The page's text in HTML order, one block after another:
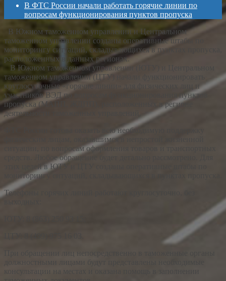
В ФТС России начали работать горячие линии по
вопросам функционирования пунктов пропуска
В Южном таможенном управлении и Центральном
таможенном управлении созданы оперативные штабы по
мониторингу ситуаций, складывающихся в пунктах пропуска,
расположенных в данных регионах.
В Южном таможенном управлении (ЮТУ) и Центральном
таможенном управлении (ЦТУ) начали функционировать
круглосуточные «горячие линии» для физических лиц и
участников ВЭД по вопросам функционирования пунктов
пропуска (МАПП, ЖДПП), расположенных в регионе
деятельности таможенных управлений.
ФТС России готова оказать всю необходимую поддержку
физическим лицам, оказавшимся в непростой жизненной
ситуации, по вопросам оформления товаров и транспортных
средств. Любое обращение будет детально рассмотрено. Для
этих целей в ЮТУ и ЦТУ созданы оперативные штабы по
мониторингу ситуаций, складывающихся в пунктах пропуска.
Телефоны горячих линий работают круглосуточно, без
должностными лицами будут представлены необходимые
консультации на местах и оказана помощь в заполнении